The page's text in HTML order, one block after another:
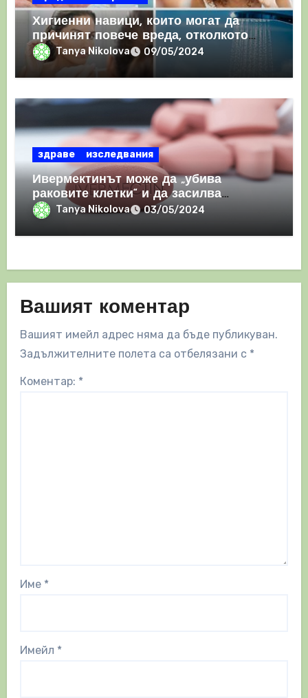
Хигиенни навици, които могат да
причинят повече вреда, отколкото
ползаTanya Nikolova 09/05/2024
здраве изследвания
Ивермектинът може да „убива
раковите клетки“ и да засилва
имунния отговор
Tanya Nikolova 03/05/2024
Вашият коментар
Вашият имейл адрес няма да бъде публикуван.
Задължителните полета са отбелязани с *
Коментар: *
Име *
Имейл *